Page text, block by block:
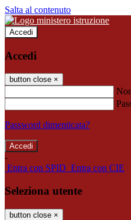
Salta al contenuto
Accedi
Accedi
button close ×
Password dimenticata?
-
Entra con SPID Entra con CIE
Seleziona utente
button close ×